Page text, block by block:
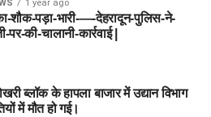
1 year ago
शौक-पड़ा-भारी-—-देहरादून-पुलिस-ने-
की-चालानी-कार्रवाई |
ब्लॉक के हापला बाजार में उद्यान विभाग
में मौत हो गई।